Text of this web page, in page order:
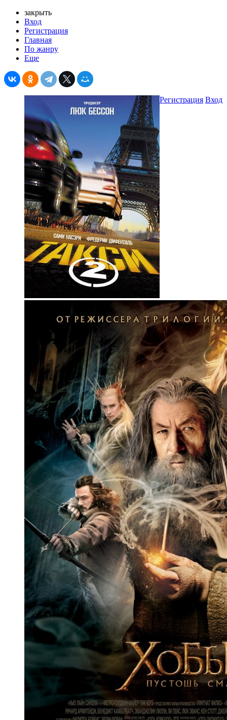
закрыть
Вход
Регистрация
Главная
По жанру
Еще
Регистрация Вход